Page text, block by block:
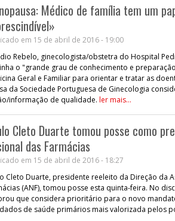
Médico de família tem um
em 15 de abril de 2016 - 19:00
Rebelo, ginecologista/obstetra do Hospital
o "grande grau de conhecimento e
Geral e Familiar para orientar e tratar as
da Sociedade Portuguesa de Ginecologia
informação de qualidade. ler mais...
Cleto Duarte tomou posse como
das Farmácias
em 15 de abril de 2016 - 18:27
Cleto Duarte, presidente reeleito da Direção da
(ANF), tomou posse esta quinta-feira. No
que considera prioritário para o novo
de saúde primários mais valorizada pelos